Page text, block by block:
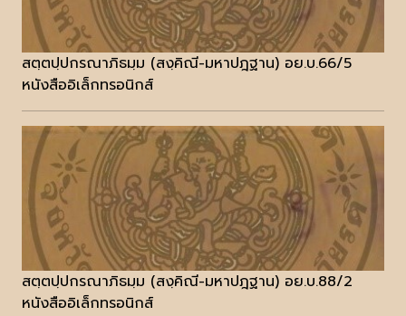
สตฺตปฺปกรณาภิธมฺม (สงฺคิณี-มหาปฎฐาน) อย.บ.66/5
หนังสืออิเล็กทรอนิกส์
สตฺตปฺปกรณาภิธมฺม (สงฺคิณี-มหาปฎฐาน) อย.บ.88/2
หนังสืออิเล็กทรอนิกส์